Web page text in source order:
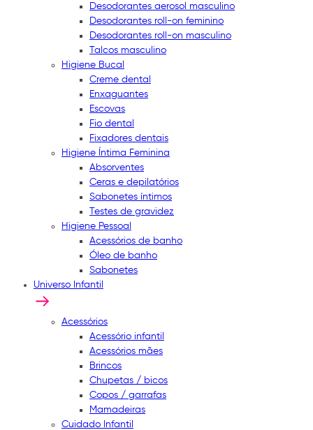
Desodorantes aerosol masculino
Desodorantes roll-on feminino
Desodorantes roll-on masculino
Talcos masculino
Higiene Bucal
Creme dental
Enxaguantes
Escovas
Fio dental
Fixadores dentais
Higiene Íntima Feminina
Absorventes
Ceras e depilatórios
Sabonetes íntimos
Testes de gravidez
Higiene Pessoal
Acessórios de banho
Óleo de banho
Sabonetes
Universo Infantil
Acessórios
Acessório infantil
Acessórios mães
Brincos
Chupetas / bicos
Copos / garrafas
Mamadeiras
Cuidado Infantil